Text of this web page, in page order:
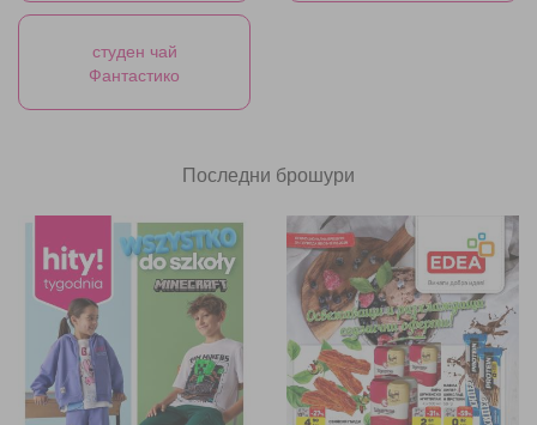
студен чай
Фантастико
Последни брошури